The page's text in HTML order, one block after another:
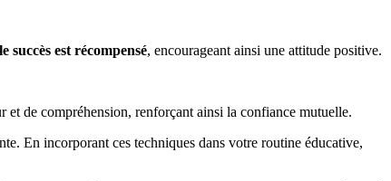
le succès est récompensé, encourageant ainsi une attitude positive.
et de compréhension, renforçant ainsi la confiance mutuelle.
En incorporant ces techniques dans votre routine éducative,